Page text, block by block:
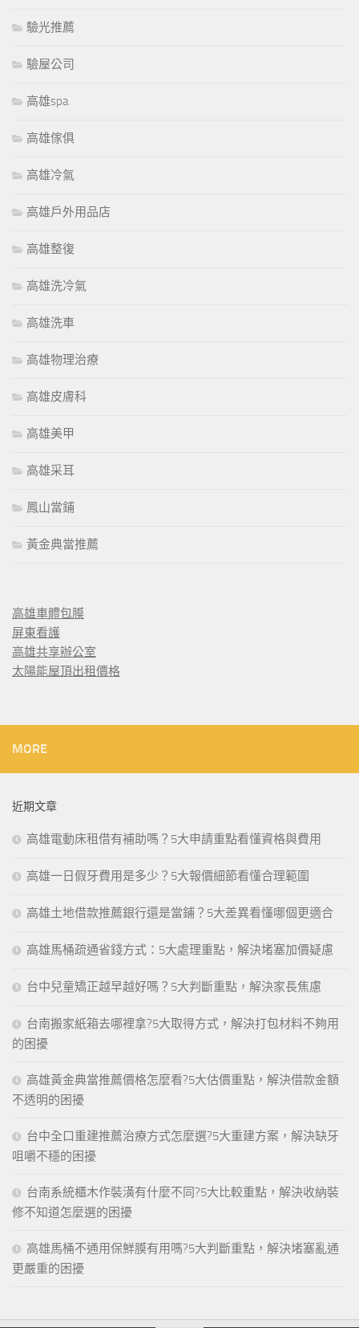
驗光推薦
驗屋公司
高雄spa
高雄傢俱
高雄冷氣
高雄戶外用品店
高雄整復
高雄洗冷氣
高雄洗車
高雄物理治療
高雄皮膚科
高雄美甲
高雄采耳
鳳山當鋪
黃金典當推薦
高雄車體包膜
屏東看護
高雄共享辦公室
太陽能屋頂出租價格
MORE
近期文章
高雄電動床租借有補助嗎？5大申請重點看懂資格與費用
高雄一日假牙費用是多少？5大報價細節看懂合理範圍
高雄土地借款推薦銀行還是當鋪？5大差異看懂哪個更適合
高雄馬桶疏通省錢方式：5大處理重點，解決堵塞加價疑慮
台中兒童矯正越早越好嗎？5大判斷重點，解決家長焦慮
台南搬家紙箱去哪裡拿?5大取得方式，解決打包材料不夠用
的困擾
高雄黃金典當推薦價格怎麼看?5大估價重點，解決借款金額
不透明的困擾
台中全口重建推薦治療方式怎麼選?5大重建方案，解決缺牙
咀嚼不穩的困擾
台南系統櫃木作裝潢有什麼不同?5大比較重點，解決收納裝
修不知道怎麼選的困擾
高雄馬桶不通用保鮮膜有用嗎?5大判斷重點，解決堵塞亂通
更嚴重的困擾